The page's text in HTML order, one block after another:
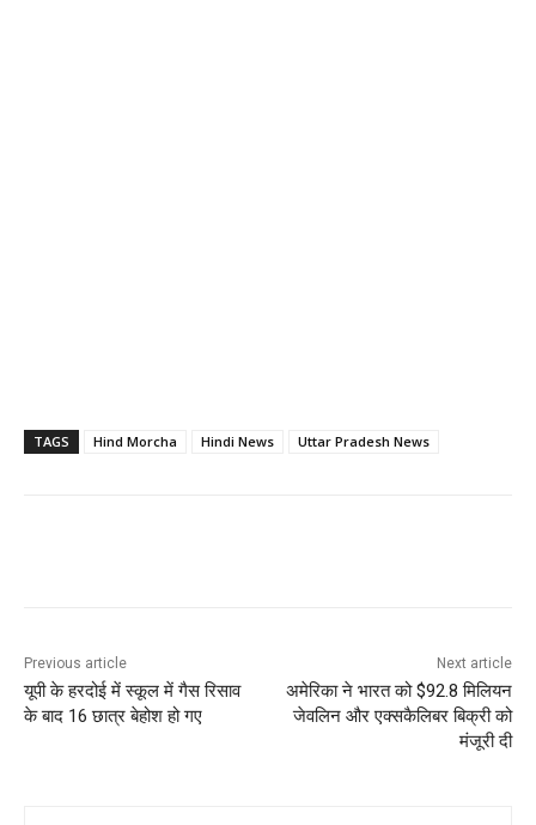
TAGS Hind Morcha Hindi News Uttar Pradesh News
Previous article
यूपी के हरदोई में स्कूल में गैस रिसाव
के बाद 16 छात्र बेहोश हो गए
Next article
अमेरिका ने भारत को $92.8 मिलियन
जेवलिन और एक्सकैलिबर बिक्री को
मंजूरी दी